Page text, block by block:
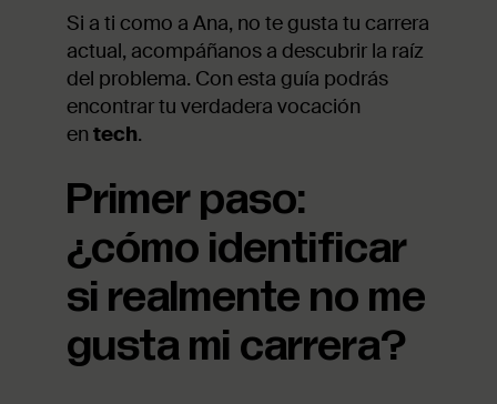
Si a ti como a Ana, no te gusta tu carrera
actual, acompáñanos a descubrir la raíz
del problema. Con esta guía podrás
encontrar tu verdadera vocación
en tech.
Primer paso:
¿cómo identificar
si realmente no me
gusta mi carrera?